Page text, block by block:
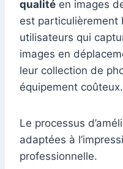
qualité en images
est particulièrement
utilisateurs qui
images en
leur collection de
équipement coûteux.
Le processus
adaptées à
professionnelle.